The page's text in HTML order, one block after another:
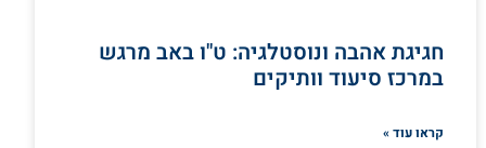
חגיגת אהבה ונוסטלגיה: ט"ו באב מרגש
במרכז סיעוד וותיקים
קראו עוד »